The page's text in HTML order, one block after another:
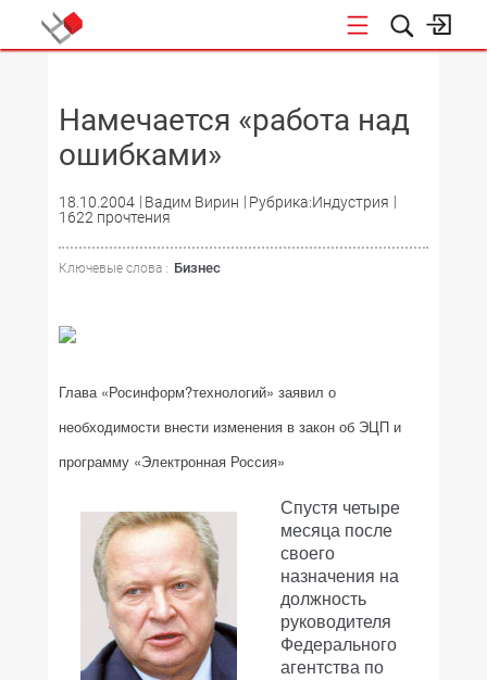
Намечается «работа над
ошибками»
18.10.2004 Вадим Вирин
Рубрика:Индустрия
1622 прочтения
Ключевые слова : Бизнес
Глава «Росинформ?технологий» заявил о
необходимости внести изменения в закон об ЭЦП и
программу «Электронная Россия»
Спустя четыре
месяца после
своего
назначения на
должность
руководителя
Федерального
агентства по